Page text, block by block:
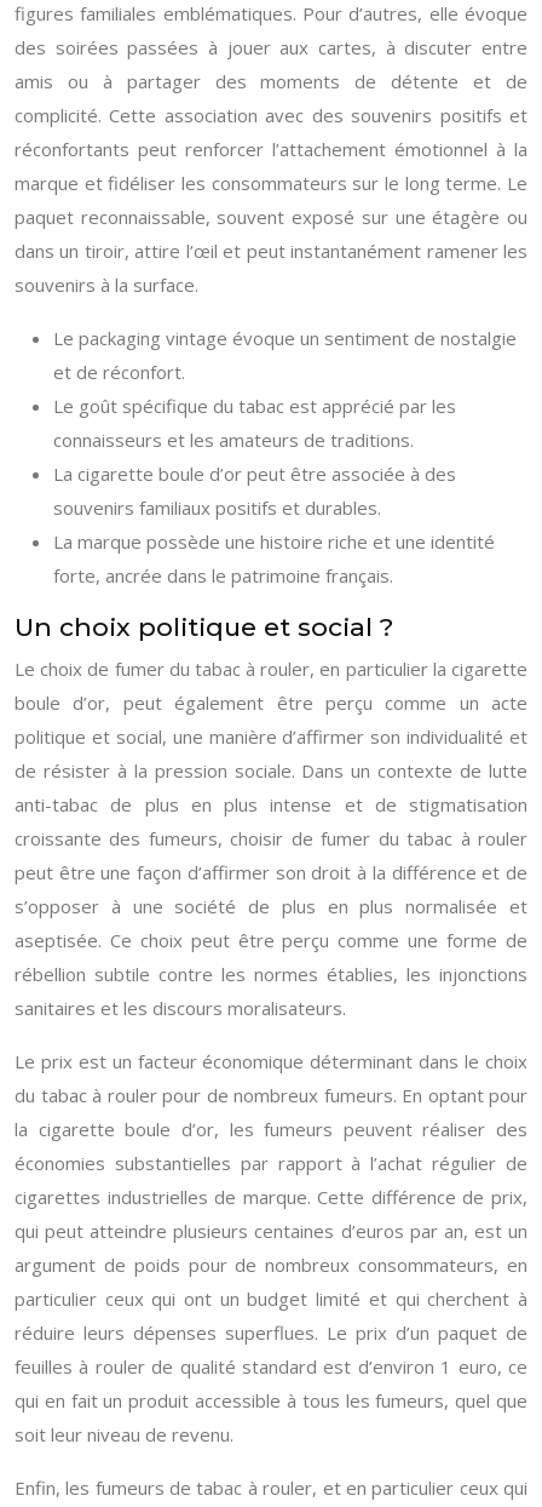
figures familiales emblématiques. Pour d’autres, elle évoque
des soirées passées à jouer aux cartes, à discuter entre
amis ou à partager des moments de détente et de
complicité. Cette association avec des souvenirs positifs et
réconfortants peut renforcer l’attachement émotionnel à la
marque et fidéliser les consommateurs sur le long terme. Le
paquet reconnaissable, souvent exposé sur une étagère ou
dans un tiroir, attire l’œil et peut instantanément ramener les
souvenirs à la surface.
Le packaging vintage évoque un sentiment de nostalgie
et de réconfort.
Le goût spécifique du tabac est apprécié par les
connaisseurs et les amateurs de traditions.
La cigarette boule d’or peut être associée à des
souvenirs familiaux positifs et durables.
La marque possède une histoire riche et une identité
forte, ancrée dans le patrimoine français.
Un choix politique et social ?
Le choix de fumer du tabac à rouler, en particulier la cigarette
boule d’or, peut également être perçu comme un acte
politique et social, une manière d’affirmer son individualité et
de résister à la pression sociale. Dans un contexte de lutte
anti-tabac de plus en plus intense et de stigmatisation
croissante des fumeurs, choisir de fumer du tabac à rouler
peut être une façon d’affirmer son droit à la différence et de
s’opposer à une société de plus en plus normalisée et
aseptisée. Ce choix peut être perçu comme une forme de
rébellion subtile contre les normes établies, les injonctions
sanitaires et les discours moralisateurs.
Le prix est un facteur économique déterminant dans le choix
du tabac à rouler pour de nombreux fumeurs. En optant pour
la cigarette boule d’or, les fumeurs peuvent réaliser des
économies substantielles par rapport à l’achat régulier de
cigarettes industrielles de marque. Cette différence de prix,
qui peut atteindre plusieurs centaines d’euros par an, est un
argument de poids pour de nombreux consommateurs, en
particulier ceux qui ont un budget limité et qui cherchent à
réduire leurs dépenses superflues. Le prix d’un paquet de
feuilles à rouler de qualité standard est d’environ 1 euro, ce
qui en fait un produit accessible à tous les fumeurs, quel que
soit leur niveau de revenu.
Enfin, les fumeurs de tabac à rouler, et en particulier ceux qui